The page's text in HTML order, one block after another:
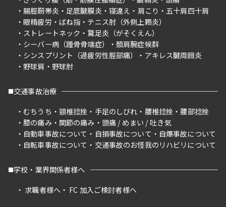
腸脛靭帯炎
足底腱膜炎 寝違え 肩こり
五十肩四十肩
眼精疲労
ばね指
テニス肘（外側上顆炎）
ストレートネック
鵞足炎（がそくえん）
シーバー病（踵骨骨端症）
頚肩腕症候群
シンスプリント（過疲労性脛部痛）
アキレス腱周囲炎
野球肩
野球肘
交通事故治療
むちうち
頸椎捻挫 手足のしびれ 腰椎捻挫
腰部捻挫
膝の痛み
関節の痛み
頭痛 / めまい / 吐き気
自動車事故について
自損事故について
自爆事故について
自転車事故について
交通事故のお怪我のリハビリについて
学校・業界関係者様へ
求職者様へ
FC 加入ご検討者様へ